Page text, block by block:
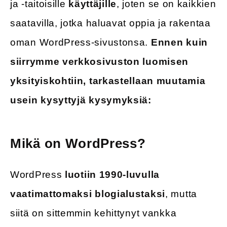
ja -taitoisille käyttäjille, joten se on kaikkien
saatavilla, jotka haluavat oppia ja rakentaa
oman WordPress-sivustonsa. Ennen kuin
siirrymme verkkosivuston luomisen
yksityiskohtiin, tarkastellaan muutamia
usein kysyttyjä kysymyksiä:
Mikä on WordPress?
WordPress
luotiin 1990-luvulla
vaatimattomaksi blogialustaksi, mutta
siitä on sittemmin kehittynyt vankka